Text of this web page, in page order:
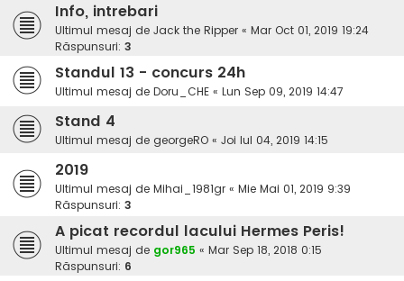
Info, intrebari
Ultimul mesaj de Jack the Ripper « Mar Oct 01, 2019 19:24
Răspunsuri: 3
Standul 13 - concurs 24h
Ultimul mesaj de Doru_CHE « Lun Sep 09, 2019 14:47
Stand 4
Ultimul mesaj de georgeRO « Joi Iul 04, 2019 14:15
2019
Ultimul mesaj de Mihai_1981gr « Mie Mai 01, 2019 9:39
Răspunsuri: 3
A picat recordul lacului Hermes Peris!
Ultimul mesaj de gor965 « Mar Sep 18, 2018 0:15
Răspunsuri: 6